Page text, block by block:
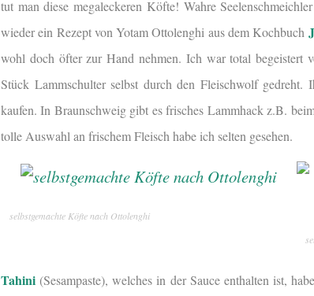
tut man diese megaleckeren Köfte! Wahre
wieder ein Rezept von Yotam Ottolenghi aus dem Kochbuch
wohl doch öfter zur Hand nehmen. Ich war total begeistert
Stück Lammschulter selbst durch den Fleischwolf
kaufen. In Braunschweig gibt es frisches Lammhack z.B.
tolle Auswahl an frischem Fleisch habe ich selten gesehen.
selbstgemachte Köfte nach Ottolenghi
Tahini (Sesampaste), welches in der Sauce enthalten ist,